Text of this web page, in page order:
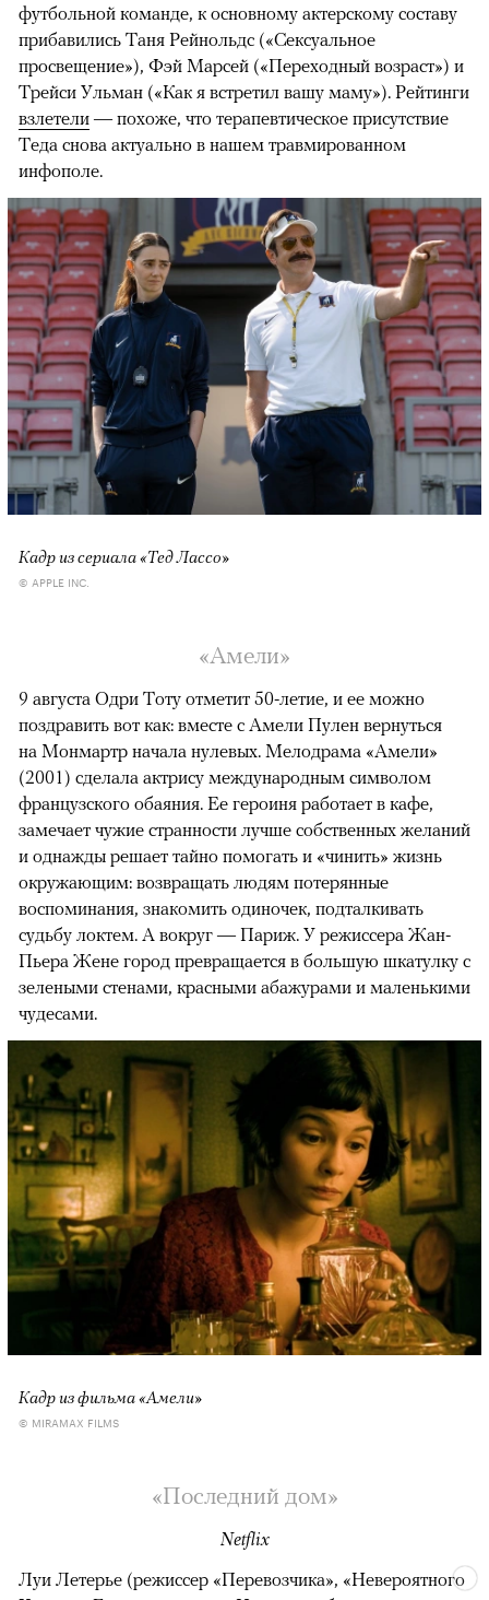
00:00 / 00:00
футбольной команде, к основному актерскому составу
прибавились Таня Рейнольдс («Сексуальное
просвещение»), Фэй Марсей («Переходный возраст») и
Трейси Ульман («Как я встретил вашу маму»). Рейтинги
взлетели — похоже, что терапевтическое присутствие
Теда снова актуально в нашем травмированном
инфополе.
Кадр из сериала «Тед Лассо»
© APPLE INC.
«Амели»
9 августа Одри Тоту отметит 50-летие, и ее можно
поздравить вот как: вместе с Амели Пулен вернуться
на Монмартр начала нулевых. Мелодрама «Амели»
(2001) сделала актрису международным символом
французского обаяния. Ее героиня работает в кафе,
замечает чужие странности лучше собственных желаний
и однажды решает тайно помогать и «чинить» жизнь
окружающим: возвращать людям потерянные
воспоминания, знакомить одиночек, подталкивать
судьбу локтем. А вокруг — Париж. У режиссера Жан-
Пьера Жене город превращается в большую шкатулку с
зелеными стенами, красными абажурами и маленькими
чудесами.
Кадр из фильма «Амели»
© MIRAMAX FILMS
«Последний дом»
Netflix
Луи Летерье (режиссер «Перевозчика», «Невероятного